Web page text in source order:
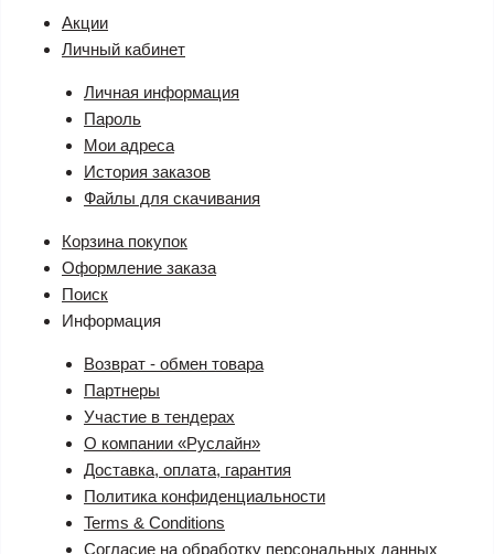
Акции
Личный кабинет
Личная информация
Пароль
Мои адреса
История заказов
Файлы для скачивания
Корзина покупок
Оформление заказа
Поиск
Информация
Возврат - обмен товара
Партнеры
Участие в тендерах
О компании «Руслайн»
Доставка, оплата, гарантия
Политика конфиденциальности
Terms & Conditions
Согласие на обработку персональных данных